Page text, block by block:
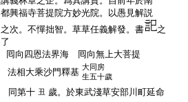
都興福寺菩提院方妙光院。以愚見解説
之次。不憚拙智。草草任義解發。書
之
了
囘向四恩法界海 囘向無上大菩提
法相大乘沙門釋基 大同房
生五十歲
同第十 丑 歲。於東武淺草安部川町延命